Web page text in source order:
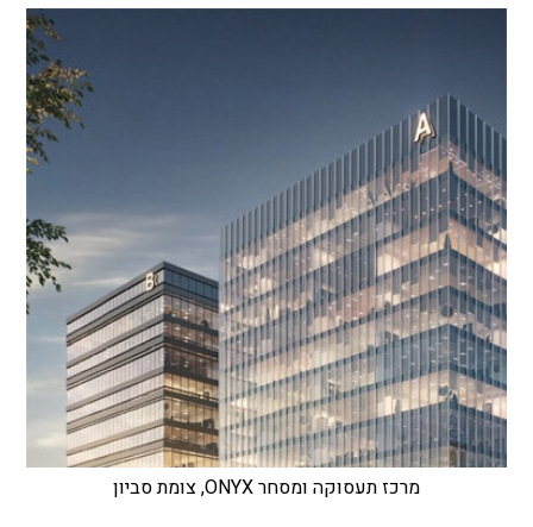
מרכז תעסוקה ומסחר ONYX, צומת סביון